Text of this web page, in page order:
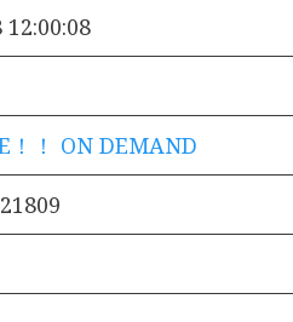
！！ ON DEMAND